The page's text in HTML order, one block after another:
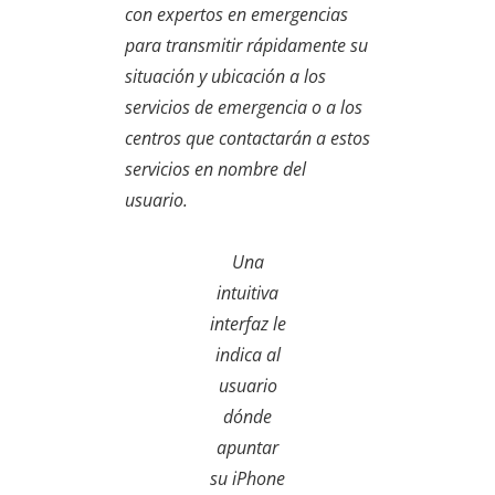
con expertos en emergencias
para transmitir rápidamente su
situación y ubicación a los
servicios de emergencia o a los
centros que contactarán a estos
servicios en nombre del
usuario.
Una
intuitiva
interfaz le
indica al
usuario
dónde
apuntar
su iPhone